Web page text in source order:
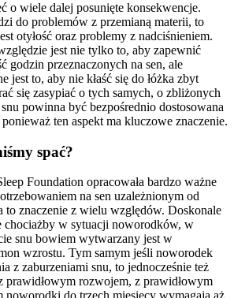
o wiele dalej posunięte konsekwencje.
do problemów z przemianą materii, to
otyłość oraz problemy z nadciśnieniem.
jest nie tylko to, aby zapewnić
godzin przeznaczonych na sen, ale
jest to, aby nie kłaść się do łóżka zbyt
się zasypiać o tych samych, o zbliżonych
powinna być bezpośrednio dostosowana
ten aspekt ma kluczowe znaczenie.
spać?
Foundation opracowała bardzo ważne
na sen uzależnionym od
to znaczenie z wielu względów. Doskonale
chociażby w sytuacji noworodków, w
snu bowiem wytwarzany jest w
wzrostu. Tym samym jeśli noworodek
z zaburzeniami snu, to jednocześnie też
prawidłowym rozwojem, z prawidłowym